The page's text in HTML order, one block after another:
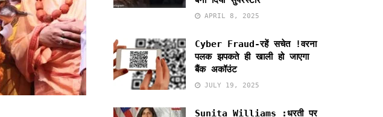
APRIL 8, 2025
Cyber Fraud-रहें सचेत !वरना
पलक झपकते ही खाली हो जाएगा
बैंक अकॉउंट
JULY 19, 2025
Sunita Williams :धरती पर